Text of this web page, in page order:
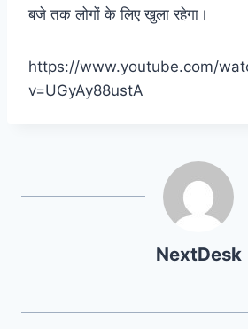
बजे तक लोगों के लिए खुला रहेगा।
https://www.youtube.com/
v=UGyAy88ustA
NextDesk